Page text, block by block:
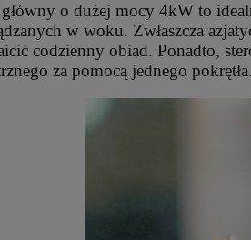
o dużej mocy 4kW to
w woku. Zwłaszcza
codzienny obiad. Ponadto,
za pomocą jednego